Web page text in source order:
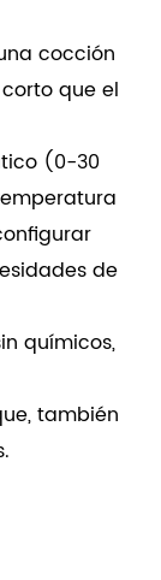
cocción
que el
(0-30
de
químicos,
también